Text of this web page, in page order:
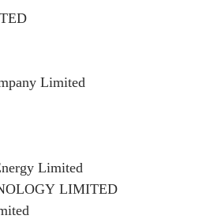
Limited
Limited
LIMITED